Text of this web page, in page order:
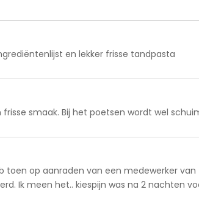
en lekker frisse tandpasta
smaak. Bij het poetsen wordt wel
toen op aanraden van een medewerker
Ik meen het.. kiespijn was na 2 nachten